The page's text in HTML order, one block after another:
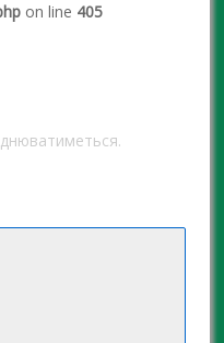
on line 405